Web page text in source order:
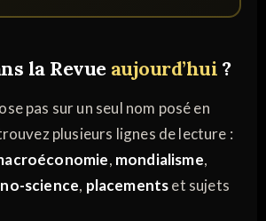
la Revue aujourd’hui ?
pas sur un seul nom posé en
plusieurs lignes de lecture :
, mondialisme,
science, placementset sujets